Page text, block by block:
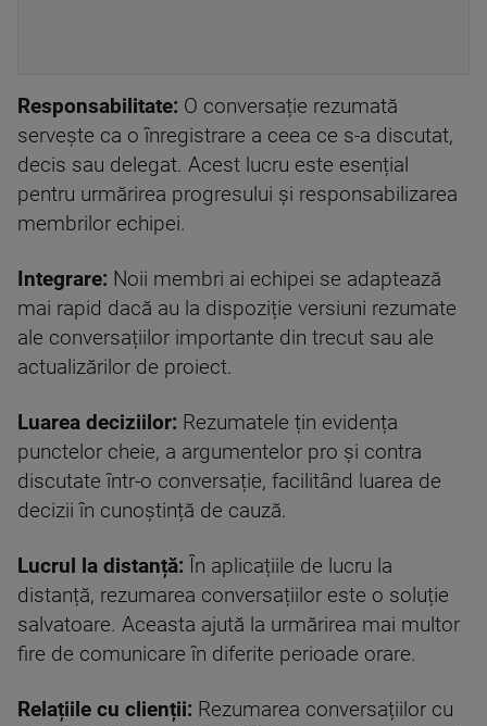
Responsabilitate: O conversație rezumată
servește ca o înregistrare a ceea ce s-a discutat,
decis sau delegat. Acest lucru este esențial
pentru urmărirea progresului și responsabilizarea
membrilor echipei.
Integrare: Noii membri ai echipei se adaptează
mai rapid dacă au la dispoziție versiuni rezumate
ale conversațiilor importante din trecut sau ale
actualizărilor de proiect.
Luarea deciziilor: Rezumatele țin evidența
punctelor cheie, a argumentelor pro și contra
discutate într-o conversație, facilitând luarea de
decizii în cunoștință de cauză.
Lucrul la distanță: În aplicațiile de lucru la
distanță, rezumarea conversațiilor este o soluție
salvatoare. Aceasta ajută la urmărirea mai multor
fire de comunicare în diferite perioade orare.
Relațiile cu clienții: Rezumarea conversațiilor cu